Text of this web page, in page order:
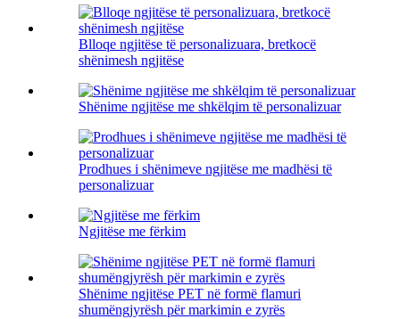
Blloqe ngjitëse të personalizuara, bretkocë
shënimesh ngjitëse
Shënime ngjitëse me shkëlqim të personalizuar
Prodhues i shënimeve ngjitëse me madhësi të
personalizuar
Ngjitëse me fërkim
Shënime ngjitëse PET në formë flamuri
shumëngjyrësh për markimin e zyrës